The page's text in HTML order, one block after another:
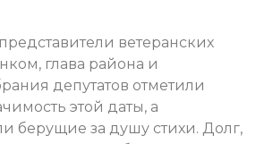
ветеранских
глава района и
депутатов отметили
этой даты, а
берущие за душу стихи. Долг,